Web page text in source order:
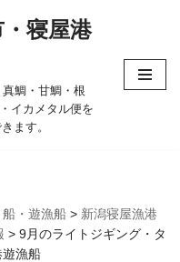
寝屋港
鯛・甘鯛・根
イカメタル便を
ます。
・遊漁船 > 新潟寝屋漁港
> 9月のライトジギング・タ
漁船